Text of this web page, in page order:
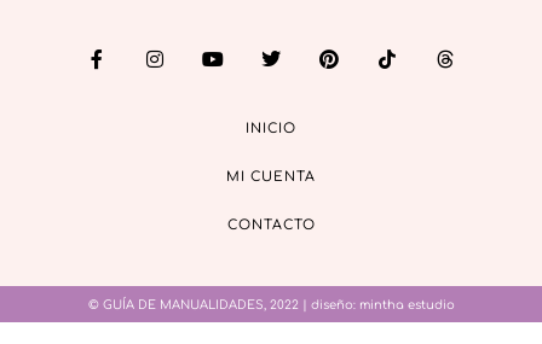
INICIO
MI CUENTA
CONTACTO
© GUÍA DE MANUALIDADES, 2022 | diseño: mintha estudio